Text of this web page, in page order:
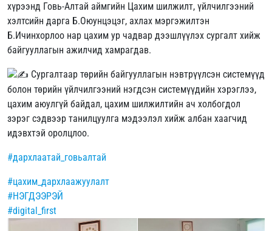
хүрээнд Говь-Алтай аймгийн Цахим шилжилт, үйлчилгээний
хэлтсийн дарга Б.Оюунцэцэг, ахлах мэргэжилтэн
Б.Ичинхорлоо нар цахим ур чадвар дээшлүүлэх сургалт хийж
байгууллагын ажилчид хамрагдав.
Сургалтаар төрийн байгууллагын нэвтрүүлсэн системүүд
болон төрийн үйлчилгээний нэгдсэн системүүдийн хэрэглээ,
цахим аюулгүй байдал, цахим шилжилтийн ач холбогдол
зэрэг сэдвээр танилцуулга мэдээлэл хийж албан хаагчид
идэвхтэй оролцлоо.
#дархлаатай_говьалтай
#цахим_дархлаажуулалт
#НЭГДЭЭРЭЙ
#digital_first